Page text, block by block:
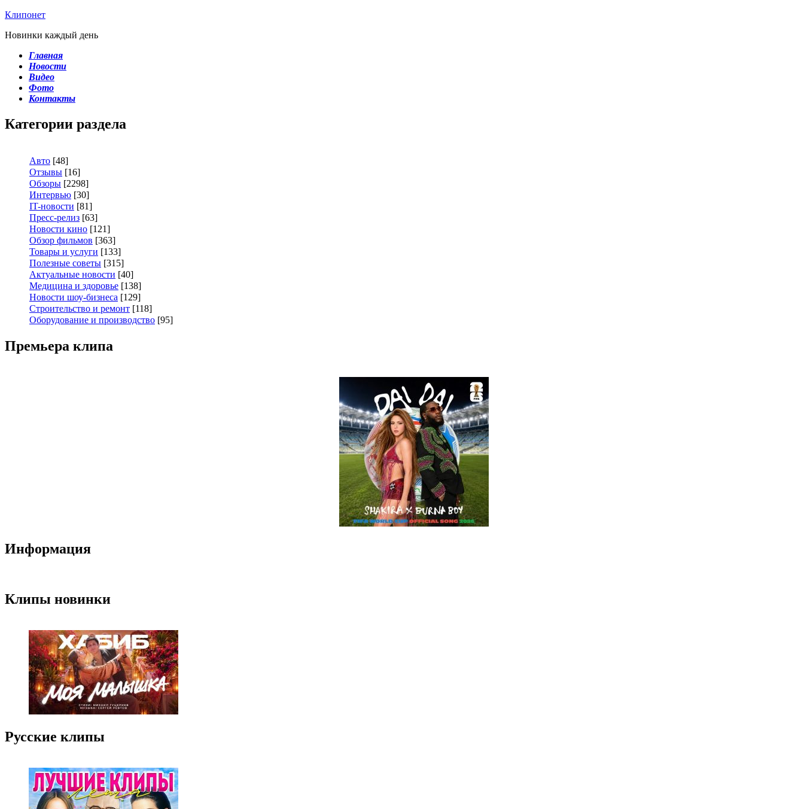
Клипонет
Новинки каждый день
Главная
Новости
Видео
Фото
Контакты
Категории раздела
Авто [48]
Отзывы [16]
Обзоры [2298]
Интервью [30]
IT-новости [81]
Пресс-релиз [63]
Новости кино [121]
Обзор фильмов [363]
Товары и услуги [133]
Полезные советы [315]
Актуальные новости [40]
Медицина и здоровье [138]
Новости шоу-бизнеса [129]
Строительство и ремонт [118]
Оборудование и производство [95]
Премьера клипа
Информация
Клипы новинки
Русские клипы